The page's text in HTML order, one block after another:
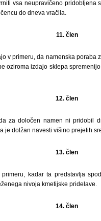
vsa neupravičeno pridobljena
do dneva vračila.
11. člen
v primeru, da namenska
oziroma izdajo sklepa
12. člen
za določen namen ni pridobil
je dolžan navesti višino prejetih
13. člen
kadar ta predstavlja
nivoja kmetijske pridelave.
14. člen